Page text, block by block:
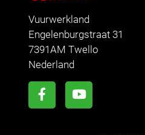
Vuurwerkland
Engelenburgstraat 31
7391AM Twello
Nederland